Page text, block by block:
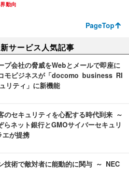
動向
PageTop
サービス人気記事
プ会社の脅威をWebとメールで即座に
モビジネスが「docomo business RI
リティ」に新機能
のセキュリティを心配する時代到来 ～
らネット銀行とGMOサイバーセキュリ
エが提携
技術で敵対者に能動的に関与 ～ NEC